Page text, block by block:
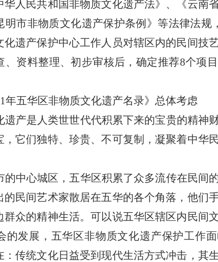
华人民共和国非物质文化遗产法》、《云南
明市非物质文化遗产保护条例》等法律法规，
化遗产保护中心工作人员对辖区内的民间技
、资料整理、初步审核后，确定推荐8个项目
年五华区非物质文化遗产名录》总体考虑
遗产是人类世世代代积累下来的宝贵的精神
，它们独特、珍贵、不可复制，凝聚着中华
的中心城区，五华区积累了众多流传在民间
的民间艺术家散居在五华的各个角落，他们
群众的精神生活。可以说五华区辖区内民间
的发展，五华区非物质文化遗产保护工作
：传统文化日益受到现代生活方式冲击，其